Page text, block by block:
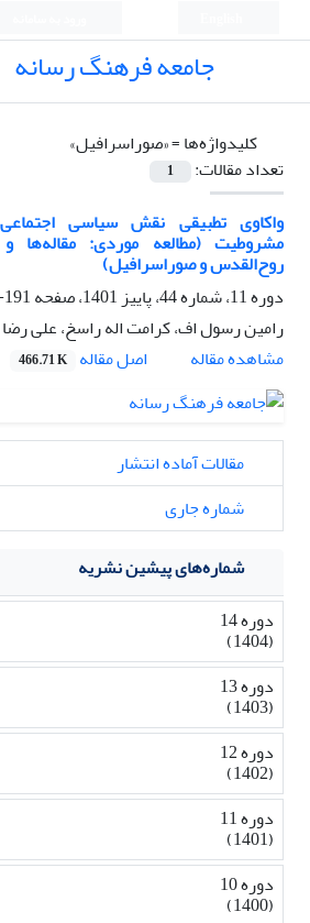
جامعه فرهنگ رسانه
کلیدواژه‌ها =«صوراسرافیل»
تعداد مقالات:
1
واکاوی تطبیقی نقش سیاسی
مشروطیت (مطالعه موردی: مقاله‌ها و
روح‌القدس و صوراسرافیل)
دوره 11، شماره 44، پاییز 1401، صفحه
191-215
رامین رسول اف، کرامت اله راسخ، علی
مشاهده مقاله
اصل مقاله 466.71 K
مقالات آماده انتشار
شماره جاری
شماره‌های پیشین نشریه
دوره 14
(1404)
دوره 13
(1403)
دوره 12
(1402)
دوره 11
(1401)
دوره 10
(1400)